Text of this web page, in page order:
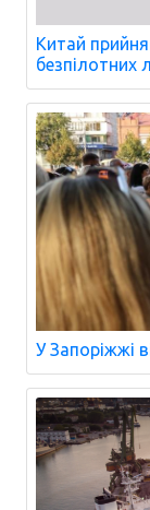
Китай
безпілотних
У Запоріжжі